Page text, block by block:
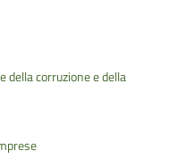
della corruzione e della